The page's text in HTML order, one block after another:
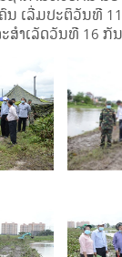
ນ ເລີ່ມປະຕິວັນທີ
ສຳເລັດວັນທີ 16 ກັ